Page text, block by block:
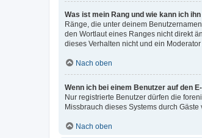
Was ist mein Rang und wie kann ich
Ränge, die unter deinem
den Wortlaut eines Ranges nicht direkt
dieses Verhalten nicht und ein
Nach oben
Wenn ich bei einem Benutzer auf den
Nur registrierte Benutzer dürfen die
Missbrauch dieses Systems durch Gäste
Nach oben